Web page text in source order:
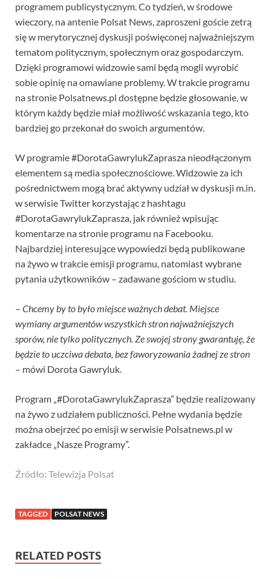
programem publicystycznym. Co tydzień, w środowe
wieczory, na antenie Polsat News, zaproszeni goście zetrą
się w merytorycznej dyskusji poświęconej najważniejszym
tematom politycznym, społecznym oraz gospodarczym.
Dzięki programowi widzowie sami będą mogli wyrobić
sobie opinię na omawiane problemy. W trakcie programu
na stronie Polsatnews.pl dostępne będzie głosowanie, w
którym każdy będzie miał możliwość wskazania tego, kto
bardziej go przekonał do swoich argumentów.
W programie #DorotaGawrylukZaprasza nieodłączonym
elementem są media społecznościowe. Widzowie za ich
pośrednictwem mogą brać aktywny udział w dyskusji m.in.
w serwisie Twitter korzystając z hashtagu
#DorotaGawrylukZaprasza, jak również wpisując
komentarze na stronie programu na Facebooku.
Najbardziej interesujące wypowiedzi będą publikowane
na żywo w trakcie emisji programu, natomiast wybrane
pytania użytkowników – zadawane gościom w studiu.
– Chcemy by to było miejsce ważnych debat. Miejsce
wymiany argumentów wszystkich stron najważniejszych
sporów, nie tylko politycznych. Ze swojej strony gwarantuję, że
będzie to uczciwa debata, bez faworyzowania żadnej ze stron
– mówi Dorota Gawryluk.
Program „#DorotaGawrylukZaprasza” będzie realizowany
na żywo z udziałem publiczności. Pełne wydania będzie
można obejrzeć po emisji w serwisie Polsatnews.pl w
zakładce „Nasze Programy”.
Źródło: Telewizja Polsat
TAGGED POLSAT NEWS
RELATED POSTS